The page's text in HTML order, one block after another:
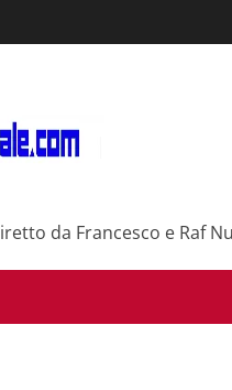
da Francesco e Raf